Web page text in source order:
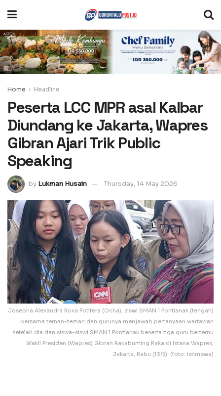
Home Headline
Peserta LCC MPR asal Kalbar
Diundang ke Jakarta, Wapres
Gibran Ajari Trik Public
Speaking
by Lukman Husain Thursday, 14 May 2026
Josepha Alexandra Roxa Potifera (Ocha), siswi SMAN 1 Pontianak (tengah)
bersama teman-teman dan gurunya menjawab pertanyaan wartawan
setelah dia dan siswa-siswi SMAN 1 Pontianak beserta tiga guru bertemu
Wakil Presiden (Wapres) Gibran Rakabuming Raka di Istana Wapres,
Jakarta, Rabu (13/5). (foto: istimewa)